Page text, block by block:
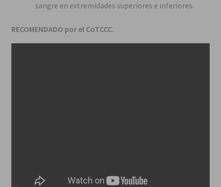
sangre en extremidades superiores e inferiores.
RECOMENDADO por el CoTCCC.